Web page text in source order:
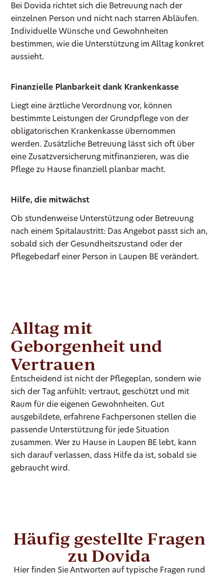
Bei Dovida richtet sich die Betreuung nach der
einzelnen Person und nicht nach starren Abläufen.
Individuelle Wünsche und Gewohnheiten
bestimmen, wie die Unterstützung im Alltag konkret
aussieht.
Finanzielle Planbarkeit dank Krankenkasse
Liegt eine ärztliche Verordnung vor, können
bestimmte Leistungen der Grundpflege von der
obligatorischen Krankenkasse übernommen
werden. Zusätzliche Betreuung lässt sich oft über
eine Zusatzversicherung mitfinanzieren, was die
Pflege zu Hause finanziell planbar macht.
Hilfe, die mitwächst
Ob stundenweise Unterstützung oder Betreuung
nach einem Spitalaustritt: Das Angebot passt sich an,
sobald sich der Gesundheitszustand oder der
Pflegebedarf einer Person in Laupen BE verändert.
Alltag mit
Geborgenheit und
Vertrauen
Entscheidend ist nicht der Pflegeplan, sondern wie
sich der Tag anfühlt: vertraut, geschützt und mit
Raum für die eigenen Gewohnheiten. Gut
ausgebildete, erfahrene Fachpersonen stellen die
passende Unterstützung für jede Situation
zusammen. Wer zu Hause in Laupen BE lebt, kann
sich darauf verlassen, dass Hilfe da ist, sobald sie
gebraucht wird.
Häufig gestellte Fragen
zu Dovida
Hier finden Sie Antworten auf typische Fragen rund